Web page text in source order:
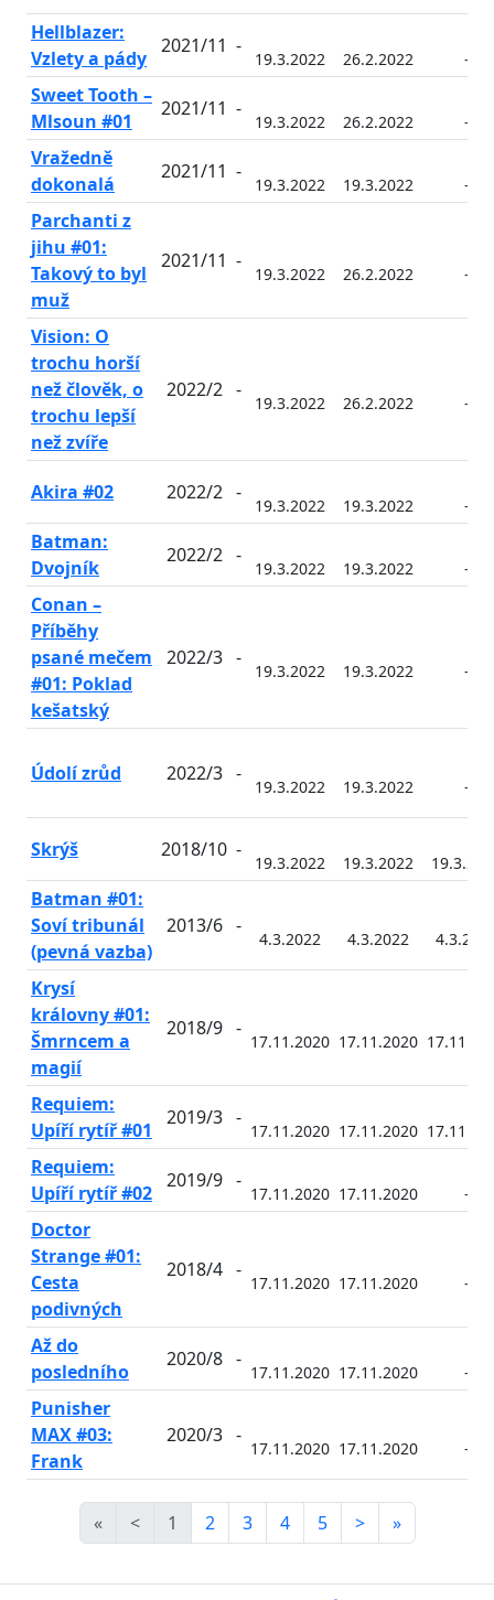
Hellblazer:
Vzlety a pády
2021/11 -
19.3.2022 26.2.2022 -
Sweet Tooth –
Mlsoun #01
2021/11 -
19.3.2022 26.2.2022 -
Vražedně
dokonalá
2021/11 -
19.3.2022 19.3.2022 -
Parchanti z
jihu #01:
Takový to byl
muž
2021/11 -
19.3.2022 26.2.2022 -
Vision: O
trochu horší
než člověk, o
trochu lepší
než zvíře
2022/2 -
19.3.2022 26.2.2022 -
Akira #02 2022/2 -
19.3.2022 19.3.2022 -
Batman:
Dvojník
2022/2 -
19.3.2022 19.3.2022 -
Conan –
Příběhy
psané mečem
#01: Poklad
kešatský
2022/3 -
19.3.2022 19.3.2022 -
Údolí zrůd 2022/3 -
19.3.2022 19.3.2022 -
Skrýš 2018/10 -
19.3.2022 19.3.2022
Batman #01:
Soví tribunál
(pevná vazba)
2013/6 -
4.3.2022 4.3.2022
Krysí
královny #01:
Šmrncem a
magií
2018/9 -
17.11.2020 17.11.2020
Requiem:
Upíří rytíř #01
2019/3 -
17.11.2020 17.11.2020
Requiem:
Upíří rytíř #02
2019/9 -
17.11.2020 17.11.2020 -
Doctor
Strange #01:
Cesta
podivných
2018/4 -
17.11.2020 17.11.2020 -
Až do
posledního
2020/8 -
17.11.2020 17.11.2020 -
Punisher
MAX #03:
Frank
2020/3 -
17.11.2020 17.11.2020 -
« < 1 2 3 4 5 > »